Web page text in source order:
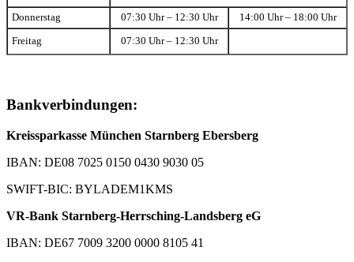
Donnerstag 07:30 Uhr – 12:30 Uhr 14:00 Uhr – 18:00 Uhr
Freitag 07:30 Uhr – 12:30 Uhr
Bankverbindungen:
Kreissparkasse München Starnberg Ebersberg
IBAN: DE08 7025 0150 0430 9030 05
SWIFT-BIC: BYLADEM1KMS
VR-Bank Starnberg-Herrsching-Landsberg eG
IBAN: DE67 7009 3200 0000 8105 41